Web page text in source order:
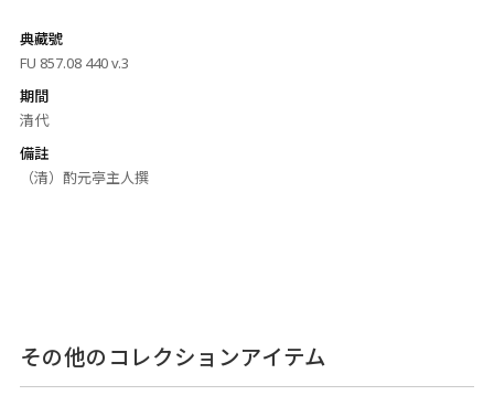
典藏號
FU 857.08 440 v.3
期間
清代
備註
（清）酌元亭主人撰
その他のコレクションアイテム